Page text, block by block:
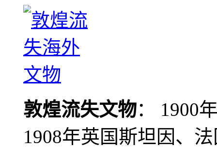
敦煌流失文物： 1900
1908年英国斯坦因、